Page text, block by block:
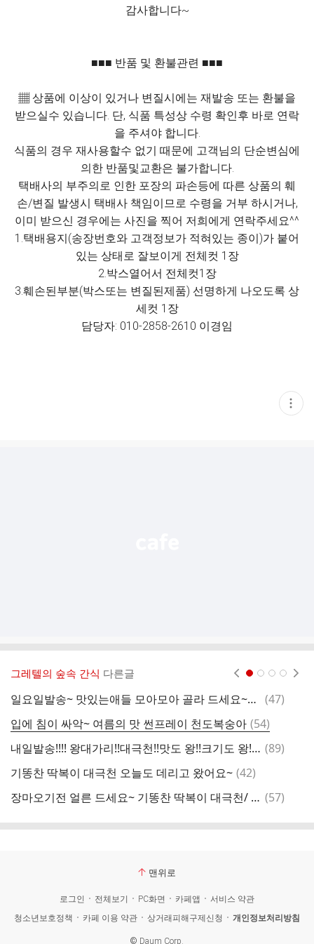
감사합니다~
■■■ 반품 및 환불관련 ■■■
▦ 상품에 이상이 있거나 변질시에는 재발송 또는 환불을
받으실수 있습니다. 단, 식품 특성상 수령 확인후 바로 연락
을 주셔야 합니다.
식품의 경우 재사용할수 없기 때문에 고객님의 단순변심에
의한 반품및교환은 불가합니다.
택배사의 부주의로 인한 포장의 파손등에 따른 상품의 훼
손/변질 발생시 택배사 책임이므로 수령을 거부 하시거나,
이미 받으신 경우에는 사진을 찍어 저희에게 연락주세요^^
1.택배용지(송장번호와 고객정보가 적혀있는 종이)가 붙어
있는 상태로 잘보이게 전체컷 1장
2.박스열어서 전체컷1장
3.훼손된부분(박스또는 변질된제품) 선명하게 나오도록 상
세컷 1장
담당자: 010-2858-2610 이경임
현
재
그레텔의 숲속 간식 다른글
일요일발송~ 맛있는애들 모아모아 골라 드세요~~말랑이털복숭아/왕자두/대추방토 댓
(47)
입에 침이 싸악~ 여름의 맛 썬프레이 천도복숭아 댓
글
(54)
내일발송!!!! 왕대가리!!대극천!!맛도 왕!!크기도 왕!! 참으로 드문 왕크기!! 댓
(89)
기똥찬 딱복이 대극천 오늘도 데리고 왔어요~ 댓
(42)
장마오기전 얼른 드세요~ 기똥찬 딱복이 대극천/ 고당도 대추방울토마토 댓
(57)
맨위로
로그인 전체보기 PC화면 카페앱
서비스 약관
청소년보호정책
카페 이용 약관 상거래피해구제신청 개인정보처리방침
© Daum Corp.